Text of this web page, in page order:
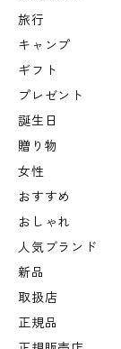
旅行
キャンプ
ギフト
プレゼント
誕生日
贈り物
女性
おすすめ
おしゃれ
人気ブランド
新品
取扱店
正規品